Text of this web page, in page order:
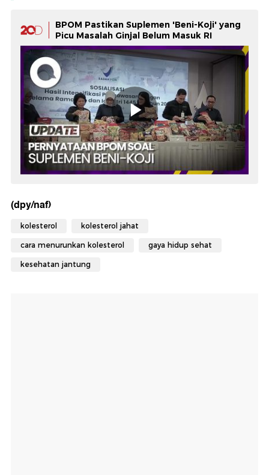
BPOM Pastikan Suplemen 'Beni-Koji' yang
Picu Masalah Ginjal Belum Masuk RI
(dpy/naf)
kolesterol kolesterol jahat
cara menurunkan kolesterol gaya hidup sehat
kesehatan jantung